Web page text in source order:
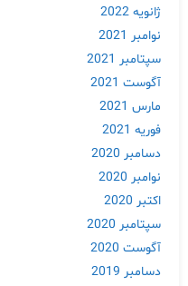
ژانویه 2022
نوامبر 2021
سپتامبر 2021
آگوست 2021
مارس 2021
فوریه 2021
دسامبر 2020
نوامبر 2020
اکتبر 2020
سپتامبر 2020
آگوست 2020
دسامبر 2019